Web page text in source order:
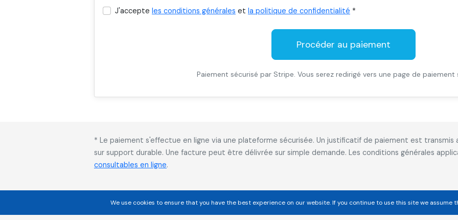
J'accepte les conditions générales et la politique de confidentialité *
Procéder au paiement
Paiement sécurisé par Stripe. Vous serez redirigé vers une page de paiement
* Le paiement s'effectue en ligne via une plateforme sécurisée. Un justificatif de paiement est
sur support durable. Une facture peut être délivrée sur simple demande. Les conditions générales
consultables en ligne.
We use cookies to ensure that you have the best experience on our website. If you continue to use this site we assume